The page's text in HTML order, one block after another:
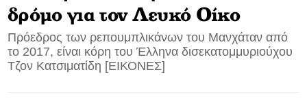
CONTACT
ADVERTISE
δρόμο για τον Λευκό Οίκο
Πρόεδρος των ρεπουμπλικάνων του Μανχάταν από
το 2017, είναι κόρη του Έλληνα δισεκατομμυριούχου
Τζον Κατσιματίδη [ΕΙΚΟΝΕΣ]